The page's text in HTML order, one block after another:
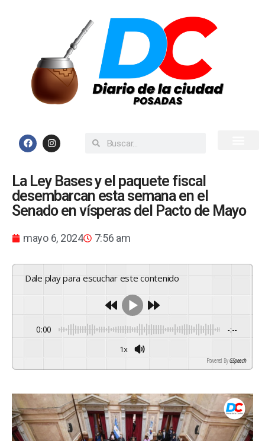
La Ley Bases y el paquete fiscal
desembarcan esta semana en el
Senado en vísperas del Pacto de Mayo
mayo 6, 2024 7:56 am
Dale play para escuchar este contenido
0:00 -:--
1x
Powered By GSpeech